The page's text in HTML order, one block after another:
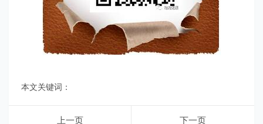
本文关键词：
上一页 下一页